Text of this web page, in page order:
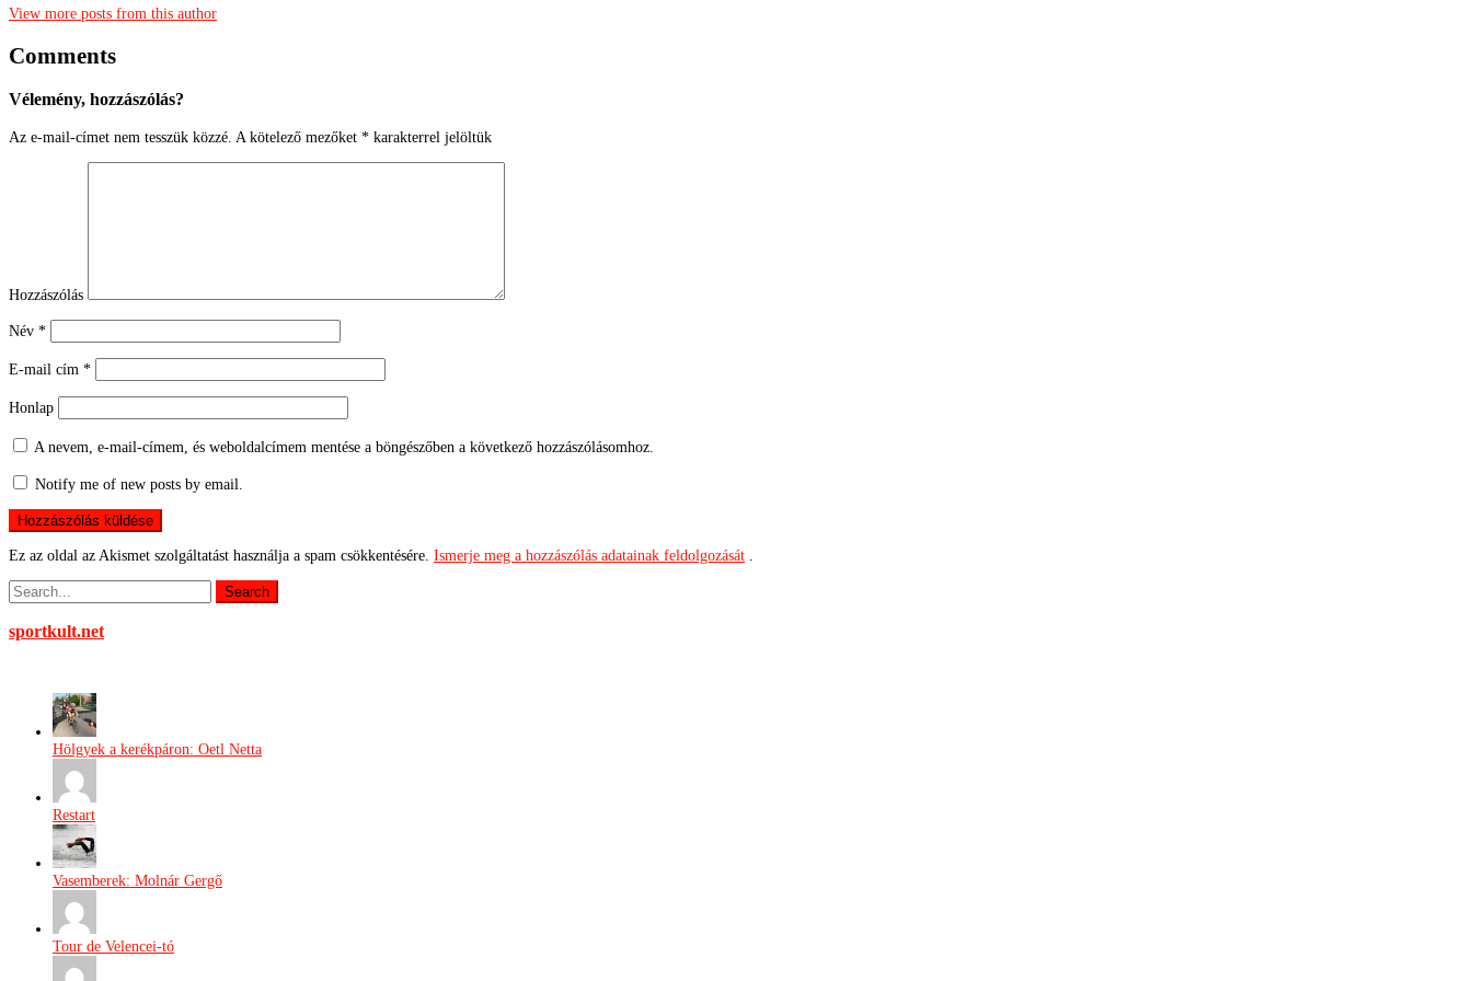
View more posts from this author
Comments
Vélemény, hozzászólás?
Az e-mail-címet nem tesszük közzé. A kötelező mezőket * karakterrel jelöltük
Hozzászólás
Név *
E-mail cím *
Honlap
A nevem, e-mail-címem, és weboldalcímem mentése a böngészőben a következő hozzászólásomhoz.
Notify me of new posts by email.
Ez az oldal az Akismet szolgáltatást használja a spam csökkentésére. Ismerje meg a hozzászólás adatainak feldolgozását
sportkult.net
Hölgyek a kerékpáron: Oetl Netta
Restart
Vasemberek: Molnár Gergő
Tour de Velencei-tó